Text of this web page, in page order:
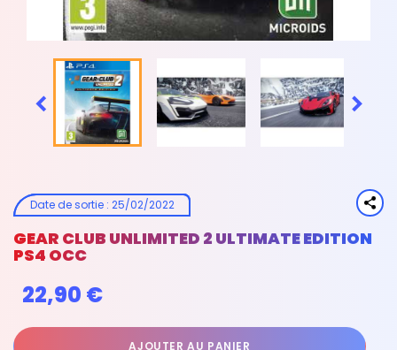
 
Date de sortie: 25/02/2022
GEAR CLUB UNLIMITED 2 ULTIMATE EDITION
PS4 OCC
22,90 €
AJOUTER AU PANIER